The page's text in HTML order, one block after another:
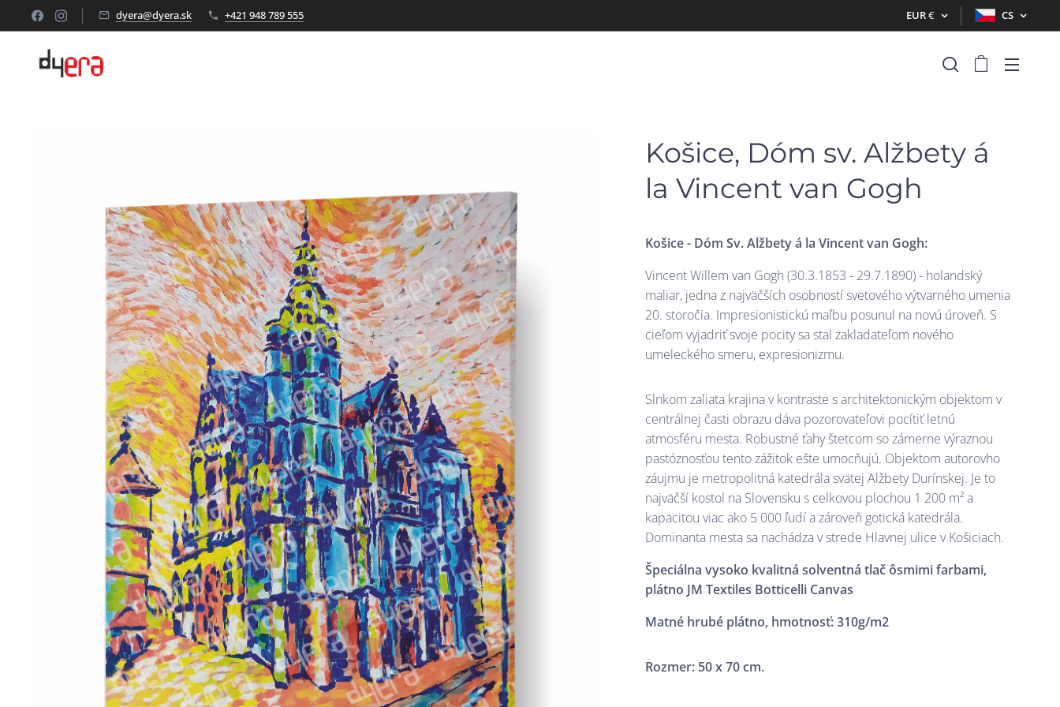
dyera@dyera.sk +421 948 789 555 EUR€ CS
Košice, Dóm sv. Alžbety á
la Vincent van Gogh
Košice - Dóm Sv. Alžbetyá la Vincent van Gogh:
Vincent Willem van Gogh (30.3.1853 - 29.7.1890) - holandský
maliar, jedna z najväčších osobností svetového výtvarného umenia
20. storočia. Impresionistickú maľbu posunul na novú úroveň. S
cieľom vyjadriť svoje pocity sa stal zakladateľom nového
umeleckého smeru, expresionizmu.
Slnkom zaliata krajina v kontraste s architektonickým objektom v
centrálnej časti obrazu dáva pozorovateľovi pocítiť letnú
atmosféru mesta. Robustné ťahy štetcom so zámerne výraznou
pastóznosťou tento zážitok ešte umocňujú. Objektom autorovho
záujmu je metropolitná katedrála svätej Alžbety Durínskej. Je to
najväčší kostol na Slovensku s celkovou plochou 1 200 m² a
kapacitou viac ako 5 000 ľudí a zároveň gotická katedrála.
Dominanta mesta sa nachádza v strede Hlavnej ulice v Košiciach.
Špeciálna vysoko kvalitná solventná tlač ôsmimi farbami,
plátno JM Textiles Botticelli Canvas
Matné hrubé plátno, hmotnosť: 310g/m2
Rozmer: 50 x 70 cm.